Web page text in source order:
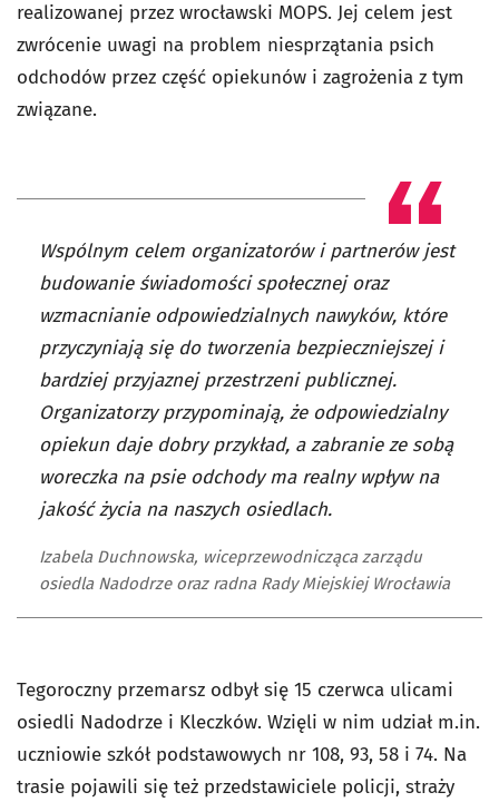
realizowanej przez wrocławski MOPS. Jej celem jest
zwrócenie uwagi na problem niesprzątania psich
odchodów przez część opiekunów i zagrożenia z tym
związane.
Wspólnym celem organizatorów i partnerów jest
budowanie świadomości społecznej oraz
wzmacnianie odpowiedzialnych nawyków, które
przyczyniają się do tworzenia bezpieczniejszej i
bardziej przyjaznej przestrzeni publicznej.
Organizatorzy przypominają, że odpowiedzialny
opiekun daje dobry przykład, a zabranie ze sobą
woreczka na psie odchody ma realny wpływ na
jakość życia na naszych osiedlach.
Izabela Duchnowska, wiceprzewodnicząca zarządu
osiedla Nadodrze oraz radna Rady Miejskiej Wrocławia
Tegoroczny przemarsz odbył się 15 czerwca ulicami
osiedli Nadodrze i Kleczków. Wzięli w nim udział m.in.
uczniowie szkół podstawowych nr 108, 93, 58 i 74. Na
trasie pojawili się też przedstawiciele policji, straży